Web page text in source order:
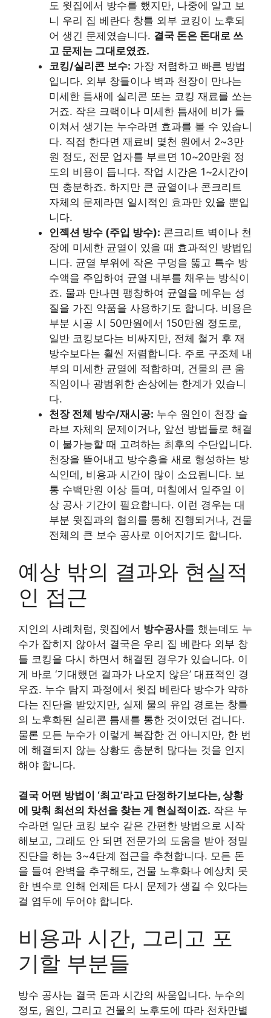
도 윗집에서 방수를 했지만, 나중에 알고 보
니 우리 집 베란다 창틀 외부 코킹이 노후되
어 생긴 문제였습니다. 결국 돈은 돈대로 쓰
고 문제는 그대로였죠.
코킹/실리콘 보수: 가장 저렴하고 빠른 방법
입니다. 외부 창틀이나 벽과 천장이 만나는
미세한 틈새에 실리콘 또는 코킹 재료를 쏘는
거죠. 작은 크랙이나 미세한 틈새에 비가 들
이쳐서 생기는 누수라면 효과를 볼 수 있습니
다. 직접 한다면 재료비 몇천 원에서 2~3만
원 정도, 전문 업자를 부르면 10~20만원 정
도의 비용이 듭니다. 작업 시간은 1~2시간이
면 충분하죠. 하지만 큰 균열이나 콘크리트
자체의 문제라면 일시적인 효과만 있을 뿐입
니다.
인젝션 방수 (주입 방수): 콘크리트 벽이나 천
장에 미세한 균열이 있을 때 효과적인 방법입
니다. 균열 부위에 작은 구멍을 뚫고 특수 방
수액을 주입하여 균열 내부를 채우는 방식이
죠. 물과 만나면 팽창하여 균열을 메우는 성
질을 가진 약품을 사용하기도 합니다. 비용은
부분 시공 시 50만원에서 150만원 정도로,
일반 코킹보다는 비싸지만, 전체 철거 후 재
방수보다는 훨씬 저렴합니다. 주로 구조체 내
부의 미세한 균열에 적합하며, 건물의 큰 움
직임이나 광범위한 손상에는 한계가 있습니
다.
천장 전체 방수/재시공: 누수 원인이 천장 슬
라브 자체의 문제이거나, 앞선 방법들로 해결
이 불가능할 때 고려하는 최후의 수단입니다.
천장을 뜯어내고 방수층을 새로 형성하는 방
식인데, 비용과 시간이 많이 소요됩니다. 보
통 수백만원 이상 들며, 며칠에서 일주일 이
상 공사 기간이 필요합니다. 이런 경우는 대
부분 윗집과의 협의를 통해 진행되거나, 건물
전체의 큰 보수 공사로 이어지기도 합니다.
예상 밖의 결과와 현실적
인 접근
지인의 사례처럼, 윗집에서 방수공사를 했는데도 누
수가 잡히지 않아서 결국은 우리 집 베란다 외부 창
틀 코킹을 다시 하면서 해결된 경우가 있습니다. 이
게 바로 ‘기대했던 결과가 나오지 않은’ 대표적인 경
우죠. 누수 탐지 과정에서 윗집 베란다 방수가 약하
다는 진단을 받았지만, 실제 물의 유입 경로는 창틀
의 노후화된 실리콘 틈새를 통한 것이었던 겁니다.
물론 모든 누수가 이렇게 복잡한 건 아니지만, 한 번
에 해결되지 않는 상황도 충분히 많다는 것을 인지
해야 합니다.
결국 어떤 방법이 ‘최고’라고 단정하기보다는, 상황
에 맞춰 최선의 차선을 찾는 게 현실적이죠. 작은 누
수라면 일단 코킹 보수 같은 간편한 방법으로 시작
해보고, 그래도 안 되면 전문가의 도움을 받아 정밀
진단을 하는 3~4단계 접근을 추천합니다. 모든 돈
을 들여 완벽을 추구해도, 건물 노후화나 예상치 못
한 변수로 인해 언제든 다시 문제가 생길 수 있다는
걸 염두에 두어야 합니다.
비용과 시간, 그리고 포
기할 부분들
방수 공사는 결국 돈과 시간의 싸움입니다. 누수의
정도, 원인, 그리고 건물의 노후도에 따라 천차만별